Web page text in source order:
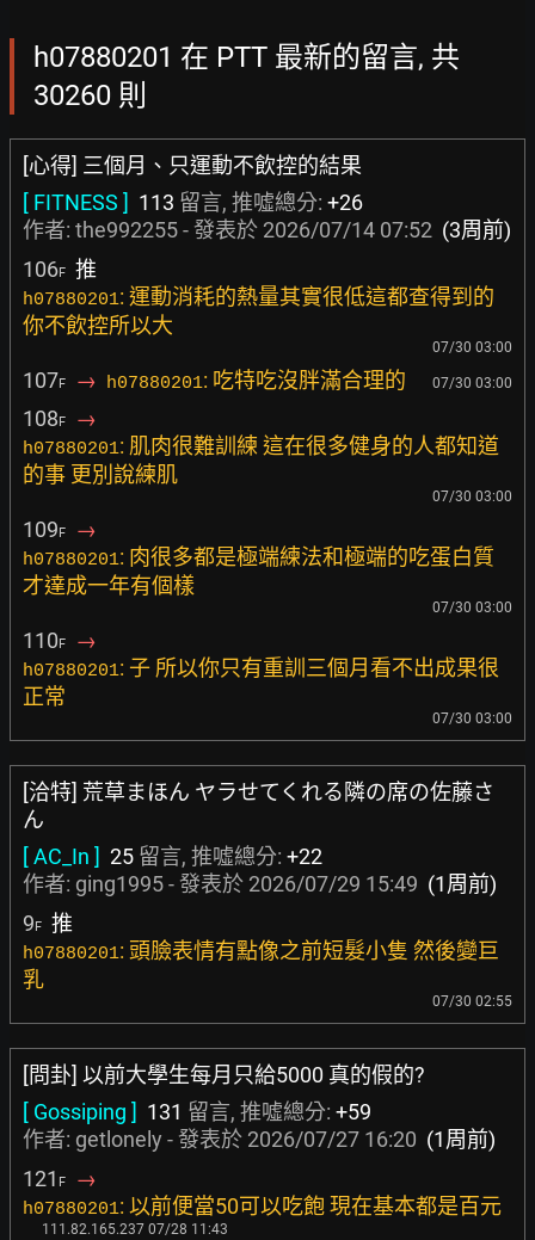
h07880201 在 PTT 最新的留言, 共
30260 則
[心得] 三個月、只運動不飲控的結果
[ FITNESS ] 113 留言, 推噓總分: +26
作者: the992255- 發表於 2026/07/14 07:52 (3周前)
106F 推
h07880201: 運動消耗的熱量其實很低這都查得到的
你不飲控所以大
07/30 03:00
107F → h07880201: 吃特吃沒胖滿合理的 07/30 03:00
108F →
h07880201: 肌肉很難訓練 這在很多健身的人都知道
的事 更別說練肌
07/30 03:00
109F →
h07880201: 肉很多都是極端練法和極端的吃蛋白質
才達成一年有個樣
07/30 03:00
110F →
h07880201: 子 所以你只有重訓三個月看不出成果很
正常
07/30 03:00
[洽特] 荒草まほん ヤラせてくれる隣の席の佐藤さ
ん
[ AC_In ] 25 留言, 推噓總分: +22
作者: ging1995- 發表於 2026/07/29 15:49 (1周前)
9F 推
h07880201: 頭臉表情有點像之前短髮小隻 然後變巨
乳
07/30 02:55
[問卦] 以前大學生每月只給5000 真的假的?
[ Gossiping ] 131 留言, 推噓總分: +59
作者: getlonely - 發表於 2026/07/27 16:20 (1周前)
121 F →
h07880201: 以前便當50可以吃飽 現在基本都是百元
111.82.165.237 07/28 11:43